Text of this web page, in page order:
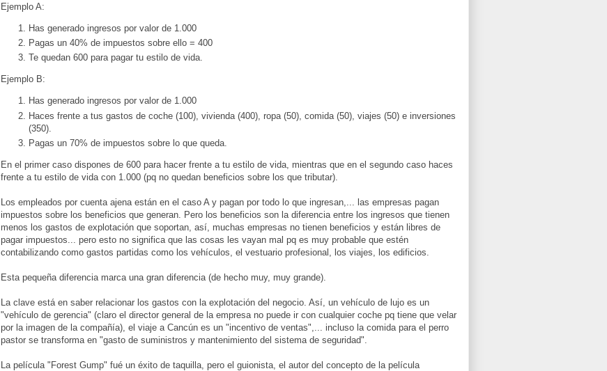
Ejemplo A:
Has generado ingresos por valor de 1.000
Pagas un 40% de impuestos sobre ello = 400
Te quedan 600 para pagar tu estilo de vida.
Ejemplo B:
Has generado ingresos por valor de 1.000
Haces frente a tus gastos de coche (100), vivienda (400), ropa (50), comida (50), viajes (50) e inversiones
(350).
Pagas un 70% de impuestos sobre lo que queda.
En el primer caso dispones de 600 para hacer frente a tu estilo de vida, mientras que en el segundo caso haces
frente a tu estilo de vida con 1.000 (pq no quedan beneficios sobre los que tributar).
Los empleados por cuenta ajena están en el caso A y pagan por todo lo que ingresan,... las empresas pagan
impuestos sobre los beneficios que generan. Pero los beneficios son la diferencia entre los ingresos que tienen
menos los gastos de explotación que soportan, así, muchas empresas no tienen beneficios y están libres de
pagar impuestos... pero esto no significa que las cosas les vayan mal pq es muy probable que estén
contabilizando como gastos partidas como los vehículos, el vestuario profesional, los viajes, los edificios.
Esta pequeña diferencia marca una gran diferencia (de hecho muy, muy grande).
La clave está en saber relacionar los gastos con la explotación del negocio. Así, un vehículo de lujo es un
"vehículo de gerencia" (claro el director general de la empresa no puede ir con cualquier coche pq tiene que velar
por la imagen de la compañía), el viaje a Cancún es un "incentivo de ventas",... incluso la comida para el perro
pastor se transforma en "gasto de suministros y mantenimiento del sistema de seguridad".
La película "Forest Gump" fué un éxito de taquilla, pero el guionista, el autor del concepto de la película